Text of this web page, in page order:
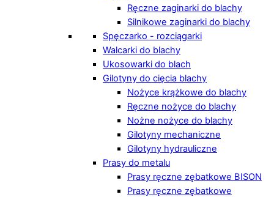
Ręczne zaginarki do blachy
Silnikowe zaginarki do blachy
Spęczarko - rozciągarki
Walcarki do blachy
Ukosowarki do blach
Gilotyny do cięcia blachy
Nożyce krążkowe do blachy
Ręczne nożyce do blachy
Nożne nożyce do blachy
Gilotyny mechaniczne
Gilotyny hydrauliczne
Prasy do metalu
Prasy ręczne zębatkowe BISON
Prasy ręczne zębatkowe